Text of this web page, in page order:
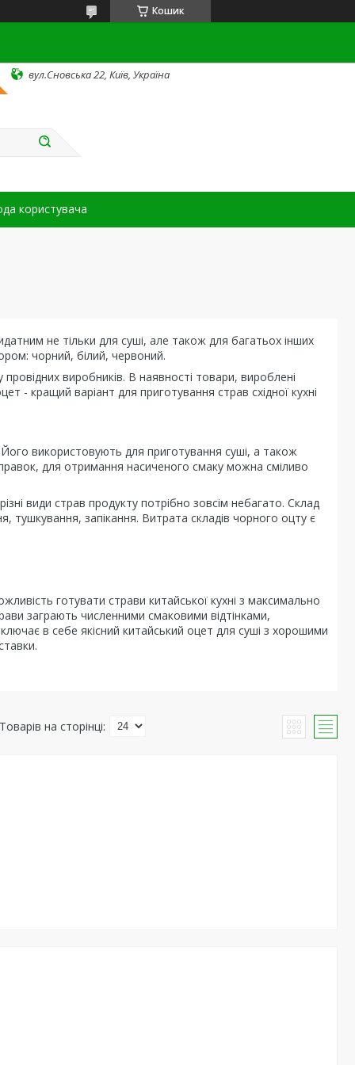
Кошик
вул.Сновська 22, Київ, Україна
користувача
не тільки для суші, але також для багатьох інших
чорний, білий, червоний.
виробників. В наявності товари, вироблені
- кращий варіант для приготування страв східної кухні
використовують для приготування суші, а також
для отримання насиченого смаку можна сміливо
види страв продукту потрібно зовсім небагато. Склад
запікання. Витрата складів чорного оцту є
готувати страви китайської кухні з максимально
заграють численними смаковими відтінками,
в себе якісний китайський оцет для суші з хорошими